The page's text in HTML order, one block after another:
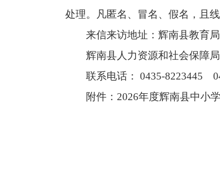
处理。凡匿名、冒名、假名，且
来信来访地址：辉南县教育
辉南县人力资源和社会保障
联系电话： 0435-8223445
附件： 2026年度辉南县中小